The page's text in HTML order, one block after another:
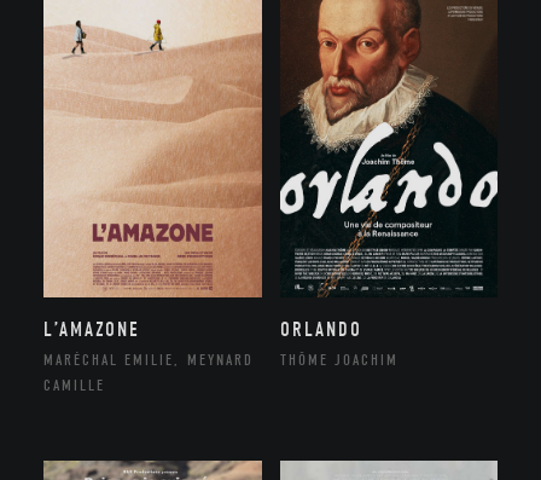
L’AMAZONE
MARÉCHAL EMILIE, MEYNARD
CAMILLE
ORLANDO
THÔME JOACHIM